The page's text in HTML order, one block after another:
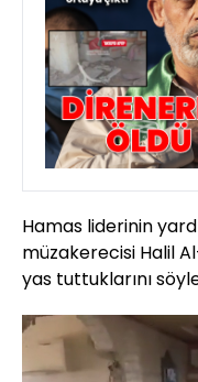
Hamas liderinin
müzakerecisi Halil
yas tuttuklarını